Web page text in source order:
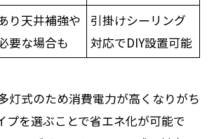
り天井補強や
要な場合も
引掛けシーリング
対応でDIY設置可能
灯式のため消費電力が高くなりがち
プを選ぶことで省エネ化が可能で